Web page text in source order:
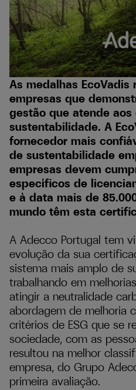
As medalhas EcoVadis
empresas que
gestão que atende
sustentabilidade. A
fornecedor mais
de sustentabilidade
empresas devem
específicos de
e à data mais de
mundo têm esta
A Adecco Portugal tem
evolução da sua
sistema mais amplo de
trabalhando em
atingir a neutralidade
abordagem de melhoria
critérios de ESG que se
sociedade, com as
resultou na melhor
empresa, do Grupo
primeira avaliação.